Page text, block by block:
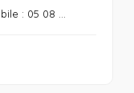
: 05 08 ...